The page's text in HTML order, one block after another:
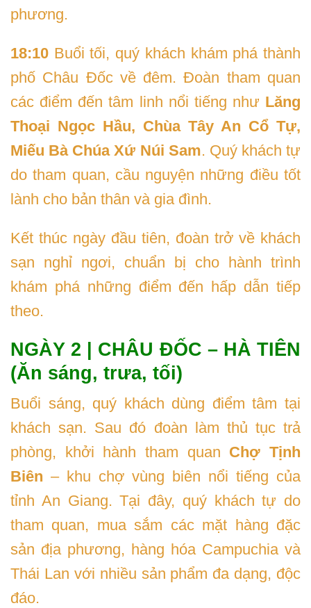
phương.
18:10 Buổi tối, quý khách khám phá thành
phố Châu Đốc về đêm. Đoàn tham quan
các điểm đến tâm linh nổi tiếng như Lăng
Thoại Ngọc Hầu, Chùa Tây An Cổ Tự,
Miếu Bà Chúa Xứ Núi Sam. Quý khách tự
do tham quan, cầu nguyện những điều tốt
lành cho bản thân và gia đình.
Kết thúc ngày đầu tiên, đoàn trở về khách
sạn nghỉ ngơi, chuẩn bị cho hành trình
khám phá những điểm đến hấp dẫn tiếp
theo.
NGÀY 2 | CHÂU ĐỐC – HÀ TIÊN
(Ăn sáng, trưa, tối)
Buổi sáng, quý khách dùng điểm tâm tại
khách sạn. Sau đó đoàn làm thủ tục trả
phòng, khởi hành tham quan Chợ Tịnh
Biên – khu chợ vùng biên nổi tiếng của
tỉnh An Giang. Tại đây, quý khách tự do
tham quan, mua sắm các mặt hàng đặc
sản địa phương, hàng hóa Campuchia và
Thái Lan với nhiều sản phẩm đa dạng, độc
đáo.